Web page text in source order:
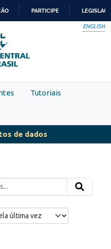
PARTICIPE
ENGLISH
Tutoriais
de dados